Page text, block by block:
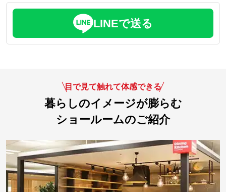
LINEで送る
目で見て触れて体感できる
暮らしのイメージが膨らむ
ショールームのご紹介